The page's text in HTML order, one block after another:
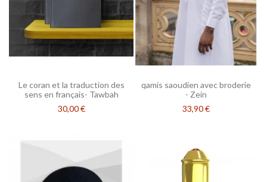
Le coran et la traduction des
sens en français- Tawbah
30,00 €
qamis saoudien avec broderie
- Zein
33,90 €